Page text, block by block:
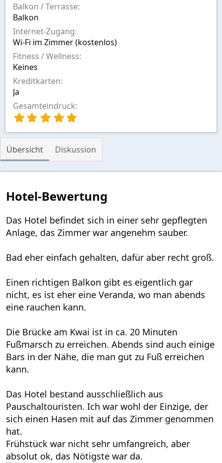
Balkon / Terrasse
Balkon
Internet-Zugang
Wi-Fi im Zimmer (kostenlos)
Fitness / Wellness
Keines
Kreditkarten
Ja
Gesamteindruck
0
0
S
t
e
n
(
)
Übersicht Diskussion
Hotel-Bewertung
Das Hotel befindet sich in einer sehr gepflegten
Anlage, das Zimmer war angenehm sauber.
Bad eher einfach gehalten, dafür aber recht groß.
Einen richtigen Balkon gibt es eigentlich gar
nicht, es ist eher eine Veranda, wo man abends
eine rauchen kann.
Die Brücke am Kwai ist in ca. 20 Minuten
Fußmarsch zu erreichen. Abends sind auch einige
Bars in der Nähe, die man gut zu Fuß erreichen
kann.
Das Hotel bestand ausschließlich aus
Pauschaltouristen. Ich war wohl der Einzige, der
sich einen Hasen mit auf das Zimmer genommen
hat.
Frühstück war nicht sehr umfangreich, aber
absolut ok, das Nötigste war da.